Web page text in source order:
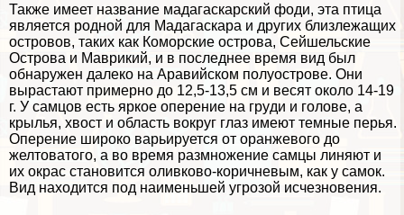
Также имеет название мадагаскарский фоди, эта птица
является родной для Мадагаскара и других близлежащих
островов, таких как Коморские острова, Сейшельские
Острова и Маврикий, и в последнее время вид был
обнаружен далеко на Аравийском полуострове. Они
вырастают примерно до 12,5-13,5 см и весят около 14-19
г. У самцов есть яркое оперение на гpyди и голове, а
крылья, хвост и область вокруг глаз имеют темные перья.
Оперение широко варьируется от оранжевого до
желтоватого, а во время размножение самцы линяют и
их окрас становится оливково-коричневым, как у самок.
Вид находится под наименьшей угрозой исчезновения.